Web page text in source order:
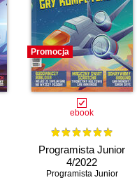
Promocja
ebook
Programista Junior
4/2022
Programista Junior